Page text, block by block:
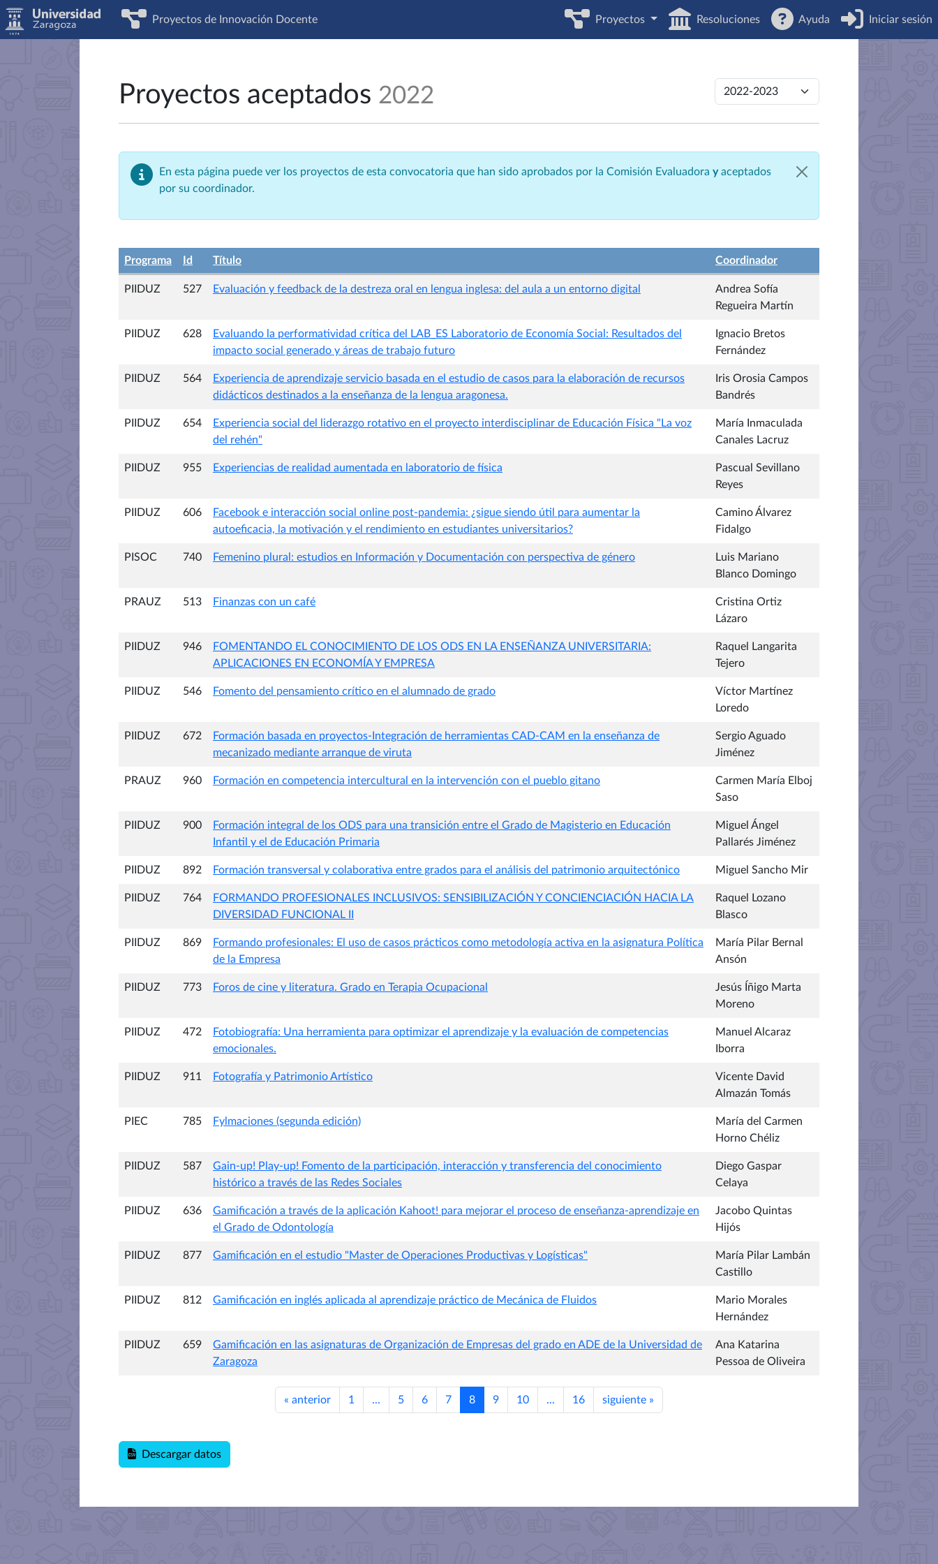
Proyectos de Innovación Docente Proyectos Resoluciones Ayuda Iniciar sesión
Proyectos aceptados 2022
En esta página puede ver los proyectos de esta convocatoria que han sido aprobados por la Comisión Evaluadora yaceptados
por su coordinador.
Programa Id Título Coordinador
PIIDUZ 527 Evaluación y feedback de la destreza oral en lengua inglesa: del aula a un entorno digital
Andrea Sofía
Regueira Martín
PIIDUZ 628
Evaluando la performatividad crítica del LAB_ES Laboratorio de Economía Social: Resultados del
impacto social generado y áreas de trabajo futuro
Ignacio Bretos
Fernández
PIIDUZ 564
Experiencia de aprendizaje servicio basada en el estudio de casos para la elaboración de recursos
didácticos destinados a la enseñanza de la lengua aragonesa.
Iris Orosia Campos
Bandrés
PIIDUZ 654
Experiencia social del liderazgo rotativo en el proyecto interdisciplinar de Educación Física "La voz
del rehén"
María Inmaculada
Canales Lacruz
PIIDUZ 955 Experiencias de realidad aumentada en laboratorio de física
Pascual Sevillano
Reyes
PIIDUZ 606
Facebook e interacción social online post-pandemia: ¿sigue siendo útil para aumentar la
autoeficacia, la motivación y el rendimiento en estudiantes universitarios?
Camino Álvarez
Fidalgo
PISOC 740 Femenino plural: estudios en Información y Documentación con perspectiva de género
Luis Mariano
Blanco Domingo
PRAUZ 513 Finanzas con un café
Cristina Ortiz
Lázaro
PIIDUZ 946
FOMENTANDO EL CONOCIMIENTO DE LOS ODS EN LA ENSEÑANZA UNIVERSITARIA:
APLICACIONES EN ECONOMÍA Y EMPRESA
Raquel Langarita
Tejero
PIIDUZ 546 Fomento del pensamiento crítico en el alumnado de grado
Víctor Martínez
Loredo
PIIDUZ 672
Formación basada en proyectos-Integración de herramientas CAD-CAM en la enseñanza de
mecanizado mediante arranque de viruta
Sergio Aguado
Jiménez
PRAUZ 960 Formación en competencia intercultural en la intervención con el pueblo gitano
Carmen María Elboj
Saso
PIIDUZ 900
Formación integral de los ODS para una transición entre el Grado de Magisterio en Educación
Infantil y el de Educación Primaria
Miguel Ángel
Pallarés Jiménez
PIIDUZ 892 Formación transversal y colaborativa entre grados para el análisis del patrimonio arquitectónico Miguel Sancho Mir
PIIDUZ 764
FORMANDO PROFESIONALES INCLUSIVOS: SENSIBILIZACIÓN Y CONCIENCIACIÓN HACIA LA
DIVERSIDAD FUNCIONAL II
Raquel Lozano
Blasco
PIIDUZ 869
Formando profesionales: El uso de casos prácticos como metodología activa en la asignatura Política
de la Empresa
María Pilar Bernal
Ansón
PIIDUZ 773 Foros de cine y literatura. Grado en Terapia Ocupacional
Jesús Íñigo Marta
Moreno
PIIDUZ 472
Fotobiografía: Una herramienta para optimizar el aprendizaje y la evaluación de competencias
emocionales.
Manuel Alcaraz
Iborra
PIIDUZ 911 Fotografía y Patrimonio Artístico
Vicente David
Almazán Tomás
PIEC 785 Fylmaciones (segunda edición)
María del Carmen
Horno Chéliz
PIIDUZ 587
Gain-up! Play-up! Fomento de la participación, interacción y transferencia del conocimiento
histórico a través de las Redes Sociales
Diego Gaspar
Celaya
PIIDUZ 636
Gamificación a través de la aplicación Kahoot! para mejorar el proceso de enseñanza-aprendizaje en
el Grado de Odontología
Jacobo Quintas
Hijós
PIIDUZ 877 Gamificación en el estudio "Master de Operaciones Productivas y Logísticas"
María Pilar Lambán
Castillo
PIIDUZ 812 Gamificación en inglés aplicada al aprendizaje práctico de Mecánica de Fluidos
Mario Morales
Hernández
PIIDUZ 659
Gamificación en las asignaturas de Organización de Empresas del grado en ADE de la Universidad de
Zaragoza
Ana Katarina
Pessoa de Oliveira
« anterior 1 ... 5 6 7 8 9 10 ... 16 siguiente »
Descargar datos